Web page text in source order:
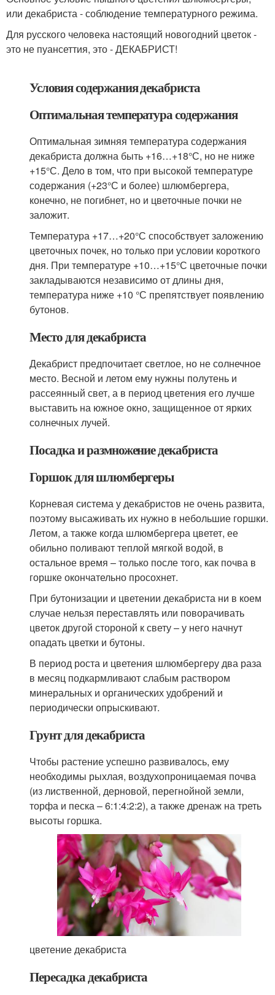
или декабриста - соблюдение температурного режима.
Для русского человека настоящий новогодний цветок -
это не пуансеттия, это - ДЕКАБРИСТ!
Условия содержания декабриста
Оптимальная температура содержания
Оптимальная зимняя температура содержания
декабриста должна быть +16…+18°С, но не ниже
+15°С. Дело в том, что при высокой температуре
содержания (+23°С и более) шлюмбергера,
конечно, не погибнет, но и цветочные почки не
заложит.
Температура +17…+20°С способствует заложению
цветочных почек, но только при условии короткого
дня. При температуре +10…+15°С цветочные почки
закладываются независимо от длины дня,
температура ниже +10 °С препятствует появлению
бутонов.
Место для декабриста
Декабрист предпочитает светлое, но не солнечное
место. Весной и летом ему нужны полутень и
рассеянный свет, а в период цветения его лучше
выставить на южное окно, защищенное от ярких
солнечных лучей.
Посадка и размножение декабриста
Горшок для шлюмбергеры
Корневая система у декабристов не очень развита,
поэтому высаживать их нужно в небольшие горшки.
Летом, а также когда шлюмбергера цветет, ее
обильно поливают теплой мягкой водой, в
остальное время – только после того, как почва в
горшке окончательно просохнет.
При бутонизации и цветении декабриста ни в коем
случае нельзя переставлять или поворачивать
цветок другой стороной к свету – у него начнут
опадать цветки и бутоны.
В период роста и цветения шлюмбергеру два раза
в месяц подкармливают слабым раствором
минеральных и органических удобрений и
периодически опрыскивают.
Грунт для декабриста
Чтобы растение успешно развивалось, ему
необходимы рыхлая, воздухопроницаемая почва
(из лиственной, дерновой, перегнойной земли,
торфа и песка – 6:1:4:2:2), а также дренаж на треть
высоты горшка.
цветение декабриста
Пересадка декабриста